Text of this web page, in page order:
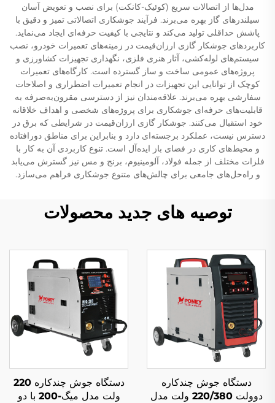
مدل‌ها از اتصالات سریع (کوئیک-کانکت) برای نصب و تعویض آسان
سیلندرهای گاز بهره می‌برند. فرآیند جوشکاری اتصالاتی تمیز و دقیق با
پاشش حداقلی تولید می‌کند و نتایجی با کیفیت حرفه‌ای ایجاد می‌نماید.
کاربردهای جوشکار گازی ارزان‌قیمت در زمینه‌های تعمیرات خودرو، نصب
سیستم‌های لوله‌کشی، آثار هنری فلزی، نگهداری تجهیزات کشاورزی و
پروژه‌های عمومی ساخت و ساز گسترده است. کارگاه‌های تعمیرات
کوچک از توانایی این تجهیزات در انجام تعمیرات اضطراری و اصلاحات
سفارشی بهره می‌برند. علاقه‌مندان نیز از دسترسی مقرون‌به‌صرفه به
قابلیت‌های حرفه‌ای جوشکاری برای پروژه‌های شخصی و اهداف خلاقانه
خود استقبال می‌کنند. جوشکار گازی ارزان‌قیمت در شرایطی که برق در
دسترس نیست، عملکرد برجسته‌ای دارد و بنابراین برای مناطق دورافتاده
و محیط‌های کاری در فضای باز ایده‌آل است. تنوع کاربردی آن به کار با
فلزات مختلف از جمله فولاد، آلومینیوم، برنج و مس نیز گسترش می‌یابد
و راه‌حل‌های جامعی برای چالش‌های متنوع جوشکاری فراهم می‌سازد.
توصیه های جدید محصولات
دستگاه جوش چندکاره
دوولت 220/380 ولت مدل
دستگاه جوش چندکاره 220
ولت مدل میگ-200 با دو